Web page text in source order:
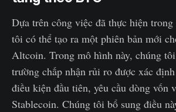
Dựa trên công việc đã thực hiện
tôi có thể tạo ra một phiên bản mới
Altcoin. Trong mô hình này, chúng
trường chấp nhận rủi ro được xác
điều kiện đầu tiên, yêu cầu dòng vốn
Stablecoin. Chúng tôi bổ sung điều